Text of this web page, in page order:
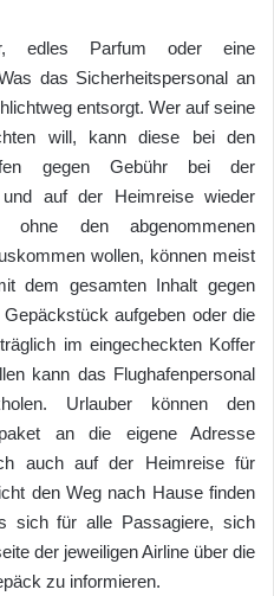
edles Parfum oder eine
das Sicherheitspersonal an
entsorgt. Wer auf seine
will, kann diese bei den
gegen Gebühr bei der
und auf der Heimreise wieder
ohne den abgenommenen
wollen, können meist
dem gesamten Inhalt gegen
aufgeben oder die
im eingecheckten Koffer
kann das Flughafenpersonal
Urlauber können den
an die eigene Adresse
auch auf der Heimreise für
den Weg nach Hause finden
sich für alle Passagiere, sich
der jeweiligen Airline über die
zu informieren.